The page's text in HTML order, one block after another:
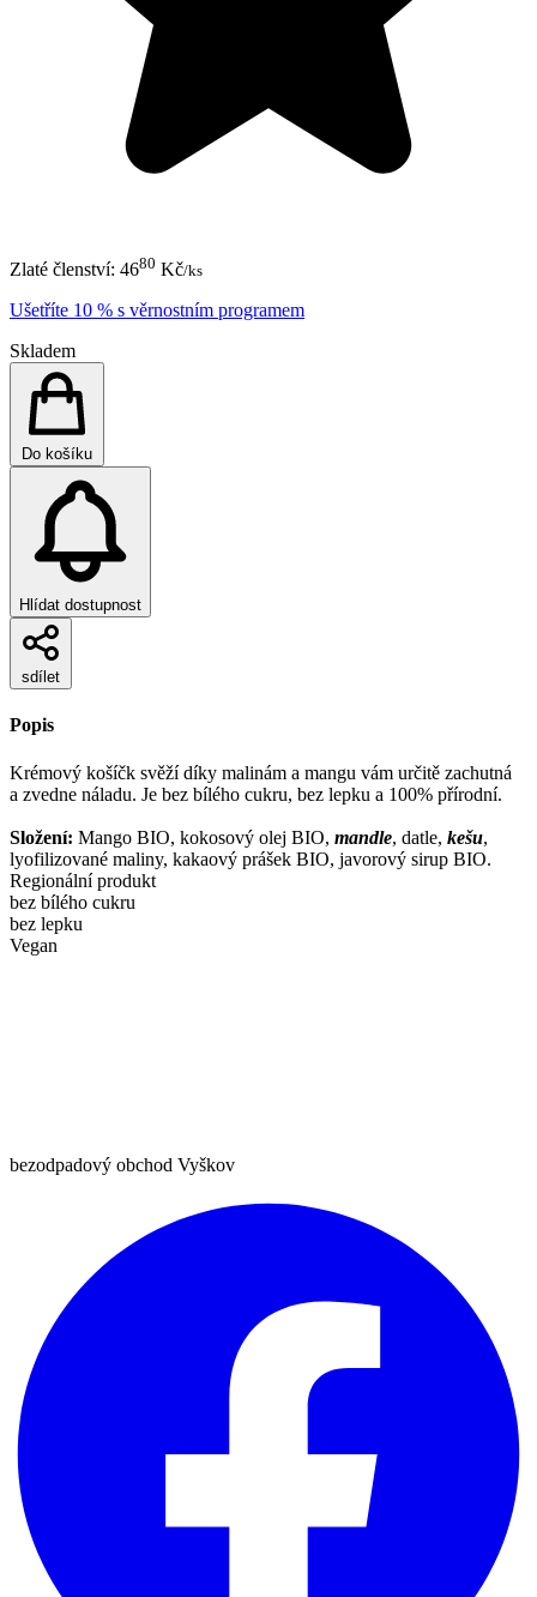
Zlaté členství: 4680 Kč/ks
Ušetříte 10 % s věrnostním programem
Skladem
Do košíku
Hlídat dostupnost
sdílet
Popis
Krémový košíčk svěží díky malinám a mangu vám určitě zachutná
a zvedne náladu. Je bez bílého cukru, bez lepku a 100% přírodní.
Složení: Mango BIO, kokosový olej BIO, mandle, datle, kešu,
lyofilizované maliny, kakaový prášek BIO, javorový sirup BIO.
Regionální produkt
bez bílého cukru
bez lepku
Vegan
bezodpadový obchod Vyškov